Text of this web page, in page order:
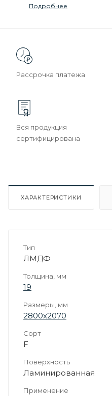
Подробнее
Рассрочка платежа
Вся продукция
сертифицирована
ХАРАКТЕРИСТИКИ
Тип
ЛМДФ
Толщина, мм
19
Размеры, мм
2800х2070
Сорт
F
Поверхность
Ламинированная
Применение